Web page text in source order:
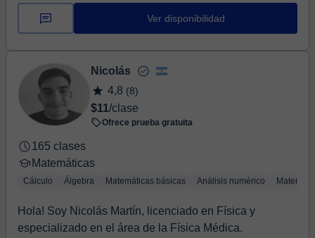
Ver disponibilidad
Nicolás
4,8 (8)
$11/clase
Ofrece prueba gratuita
165 clases
Matemáticas
Cálculo Álgebra Matemáticas básicas Análisis numérico
Hola! Soy Nicolás Martín, licenciado en Física y
especializado en el área de la Física Médica.